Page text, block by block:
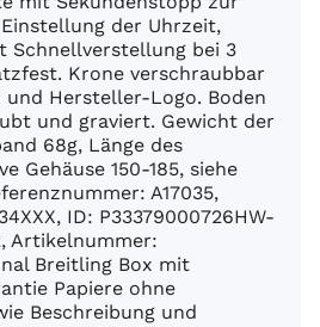
der Uhrzeit,
Schnellverstellung bei 3
Krone verschraubbar
Hersteller-Logo. Boden
und graviert. Gewicht der
68g, Länge des
Gehäuse 150-185, siehe
A17035,
ID: P33379000726HW-
Artikelnummer:
Breitling Box mit
Papiere ohne
Beschreibung und